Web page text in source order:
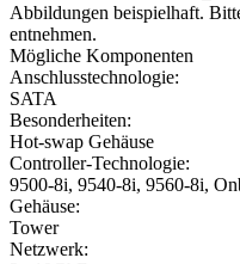
Abbildungen beispielhaft.
entnehmen.
Mögliche Komponenten
Anschlusstechnologie:
SATA
Besonderheiten:
Hot-swap Gehäuse
Controller-Technologie:
9500-8i, 9540-8i, 9560-8i,
Gehäuse:
Tower
Netzwerk: